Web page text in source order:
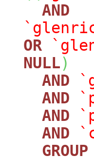
AND
OR
NULL)
AND
AND
AND
AND
GROUP